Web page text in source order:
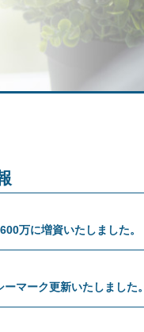
万に増資いたしました。
ーマーク更新いたしました。